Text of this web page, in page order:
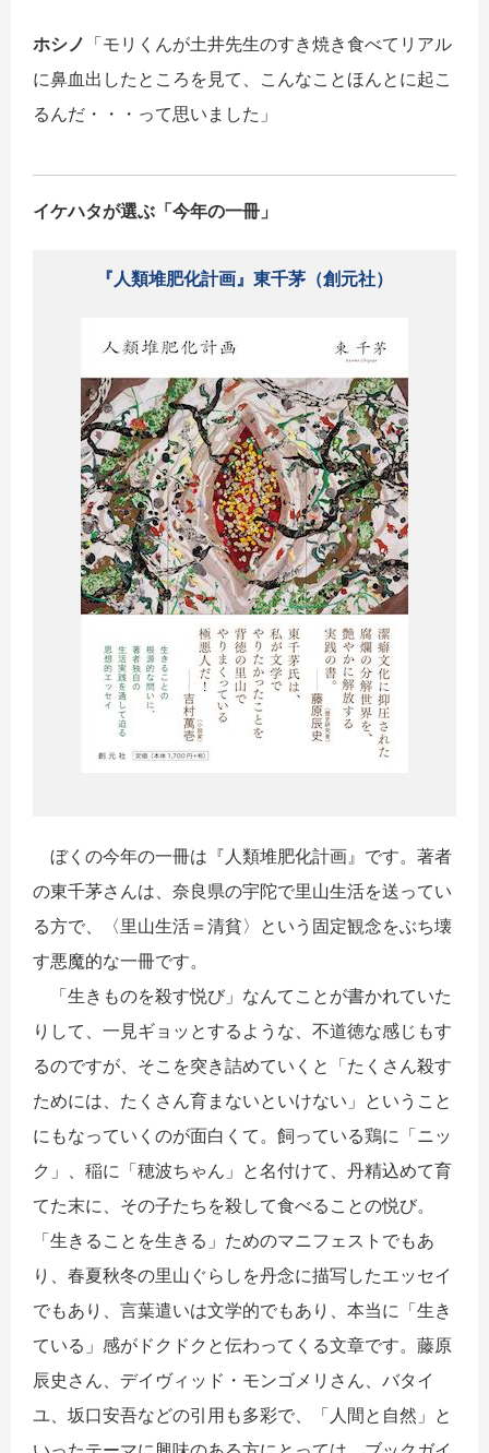
ホシノ 「モリくんが土井先生のすき焼き食べてリアル
に鼻血出したところを見て、こんなことほんとに起こ
るんだ・・・って思いました」
イケハタが選ぶ「今年の一冊」
『人類堆肥化計画』東千茅（創元社）
ぼくの今年の一冊は『人類堆肥化計画』です。 著者
の東千茅さんは、奈良県の宇陀で里山生活を送ってい
る方で、
〈里山生活＝清貧〉という固定観念をぶち壊
す悪魔的な一冊です。
「生きものを殺す悦び」なんてことが書かれていた
りして、 一 見ギョッとするような、不道徳な感じもす
るのですが、 そこを突き詰めていくと「たくさん殺す
ためには、 たくさん育まないといけない」 ということ
にもなっていくのが面白くて。飼っている鶏に「ニッ
ク」、稲に「穂波ちゃん」と名付けて、 丹精込めて育
てた末に、その子たちを殺して食べることの悦び。
「生きることを生きる」ためのマニフェストでもあ
り、 春夏秋冬の里山ぐらしを丹念に描写したエッセイ
でもあり、 言葉遣いは文学的でもあり、本当に「生き
ている」 感がドクドクと伝わってくる文章です。藤原
辰史さん、 デイヴィッド・モンゴメリさん、バタイ
ユ、 坂口安吾などの引用も多彩で、「人間と自然」 と